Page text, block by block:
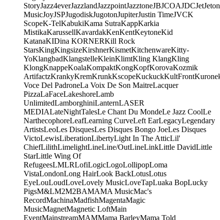
StoryJazz4everJazzlandJazzpointJazztoneJBJCOAJDCJetJeton
MusicJoyJSPJugodiskJugotonJupiterJustin TimeJVCK
ScopeK-TelKabukiKama SutraKappKarkia
MistikaKarussellKavardakKenKentKeytoneKid
KatanaKIDina KORNERKill Rock
StarsKingKingsizeKirshnerKismetKitchenwareKitty-
YoKlangbadKlangstelleKleinKlimtKling KlangKling
KlongKnappeKoalaKompaktKongKopfKorovaKozmik
ArtifactzKrankyKremKrunkKscopeKuckuckKultFront
Voce Del PadroneLa Voix De Son MaitreLacquer
PizzaLaFaceLakeshoreLamb
UnlimitedLamborghiniLanternLASER
MEDIALateNightTalesLe Chant Du MondeLe Jazz CoolLe
NarthecophoreLeafLearning CurveLeft EarLegacyLegendary
ArtistsLeoLes DisquesLes Disques Bongo JoeLes Disques
VictoLewisLiberationLibertyLight In The AtticLil'
ChiefLilithLimelightLineLine/OutLineLinkLittle DavidLittle
StarLittle Wing Of
RefugeesLMLRLofiLogicLogoLollipopLoma
VistaLondonLong HairLook BackLotusLotus
EyeLouLoudLoveLovely MusicLoveTapLuaka BopLucky
PigsM&LM2M2BAMAMA MusicMac's
RecordMachinaMadfishMagentaMagic
MusicMagnetMagnetic LoftMain
EventMainstreamMAMMama BarleyMama Told